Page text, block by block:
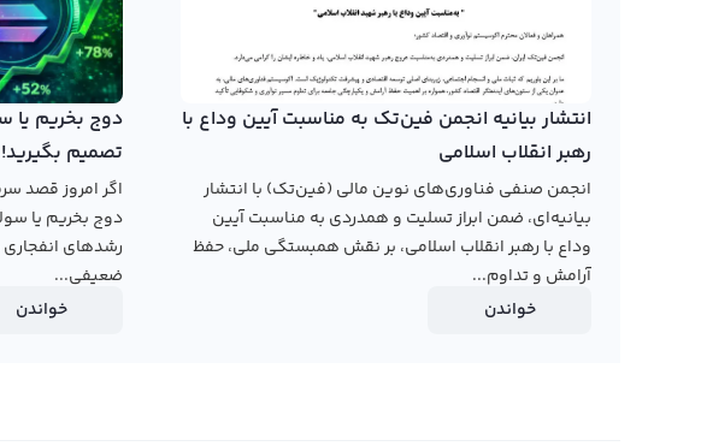
انتشار بیانیه انجمن فین‌تک به مناسبت آیین وداع با
رهبر انقلاب اسلامی
انجمن صنفی فناوری‌های نوین مالی (فین‌تک) با انتشار
بیانیه‌ای، ضمن ابراز تسلیت و همدردی به مناسبت آیین
وداع با رهبر انقلاب اسلامی، بر نقش همبستگی ملی، حفظ
آرامش و تداوم...
خواندن
دوج بخریم یا
تصمیم بگیرید!
اگر امروز قصد
رشدهای
ضعیفی...
خواندن